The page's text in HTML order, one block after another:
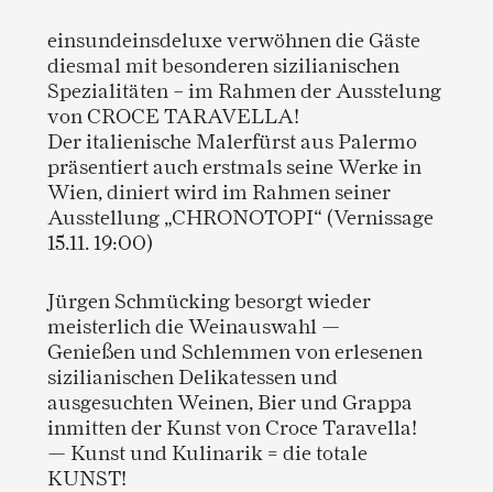
einsundeinsdeluxe verwöhnen die Gäste
diesmal mit besonderen sizilianischen
Spezialitäten – im Rahmen der Ausstelung
von CROCE TARAVELLA!
Der italienische Malerfürst aus Palermo
präsentiert auch erstmals seine Werke in
Wien, diniert wird im Rahmen seiner
Ausstellung „CHRONOTOPI“ (Vernissage
15.11. 19:00)
Jürgen Schmücking besorgt wieder
meisterlich die Weinauswahl —
Genießen und Schlemmen von erlesenen
sizilianischen Delikatessen und
ausgesuchten Weinen, Bier und Grappa
inmitten der Kunst von Croce Taravella!
— Kunst und Kulinarik = die totale
KUNST!